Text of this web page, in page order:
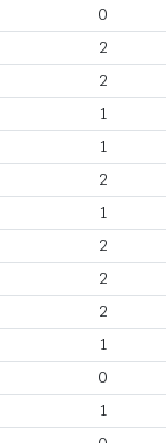
0
2
2
1
1
2
1
2
2
2
1
0
1